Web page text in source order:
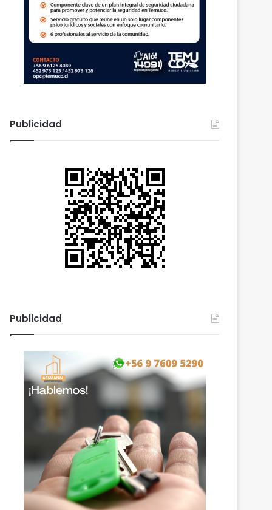
Publicidad
Publicidad